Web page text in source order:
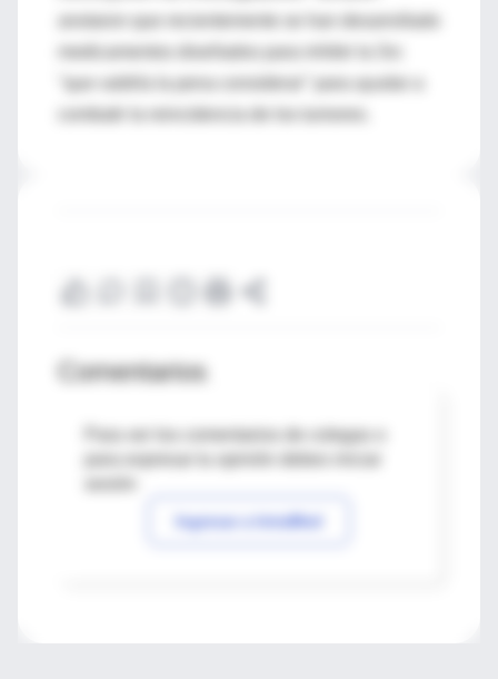
Comentarios
Para ver los comentarios de colegas o
Ingresar a IntraMed